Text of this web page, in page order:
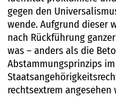
gegen den
wende. Aufgrund dieser
nach Rückführung
was – anders als die
Abstammungsprinzips im
rechtsextrem angesehen